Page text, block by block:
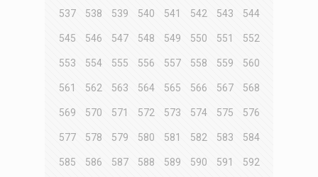
537 538 539 540 541 542 543 544
545 546 547 548 549 550 551 552
553 554 555 556 557 558 559 560
561 562 563 564 565 566 567 568
569 570 571 572 573 574 575 576
577 578 579 580 581 582 583 584
585 586 587 588 589 590 591 592